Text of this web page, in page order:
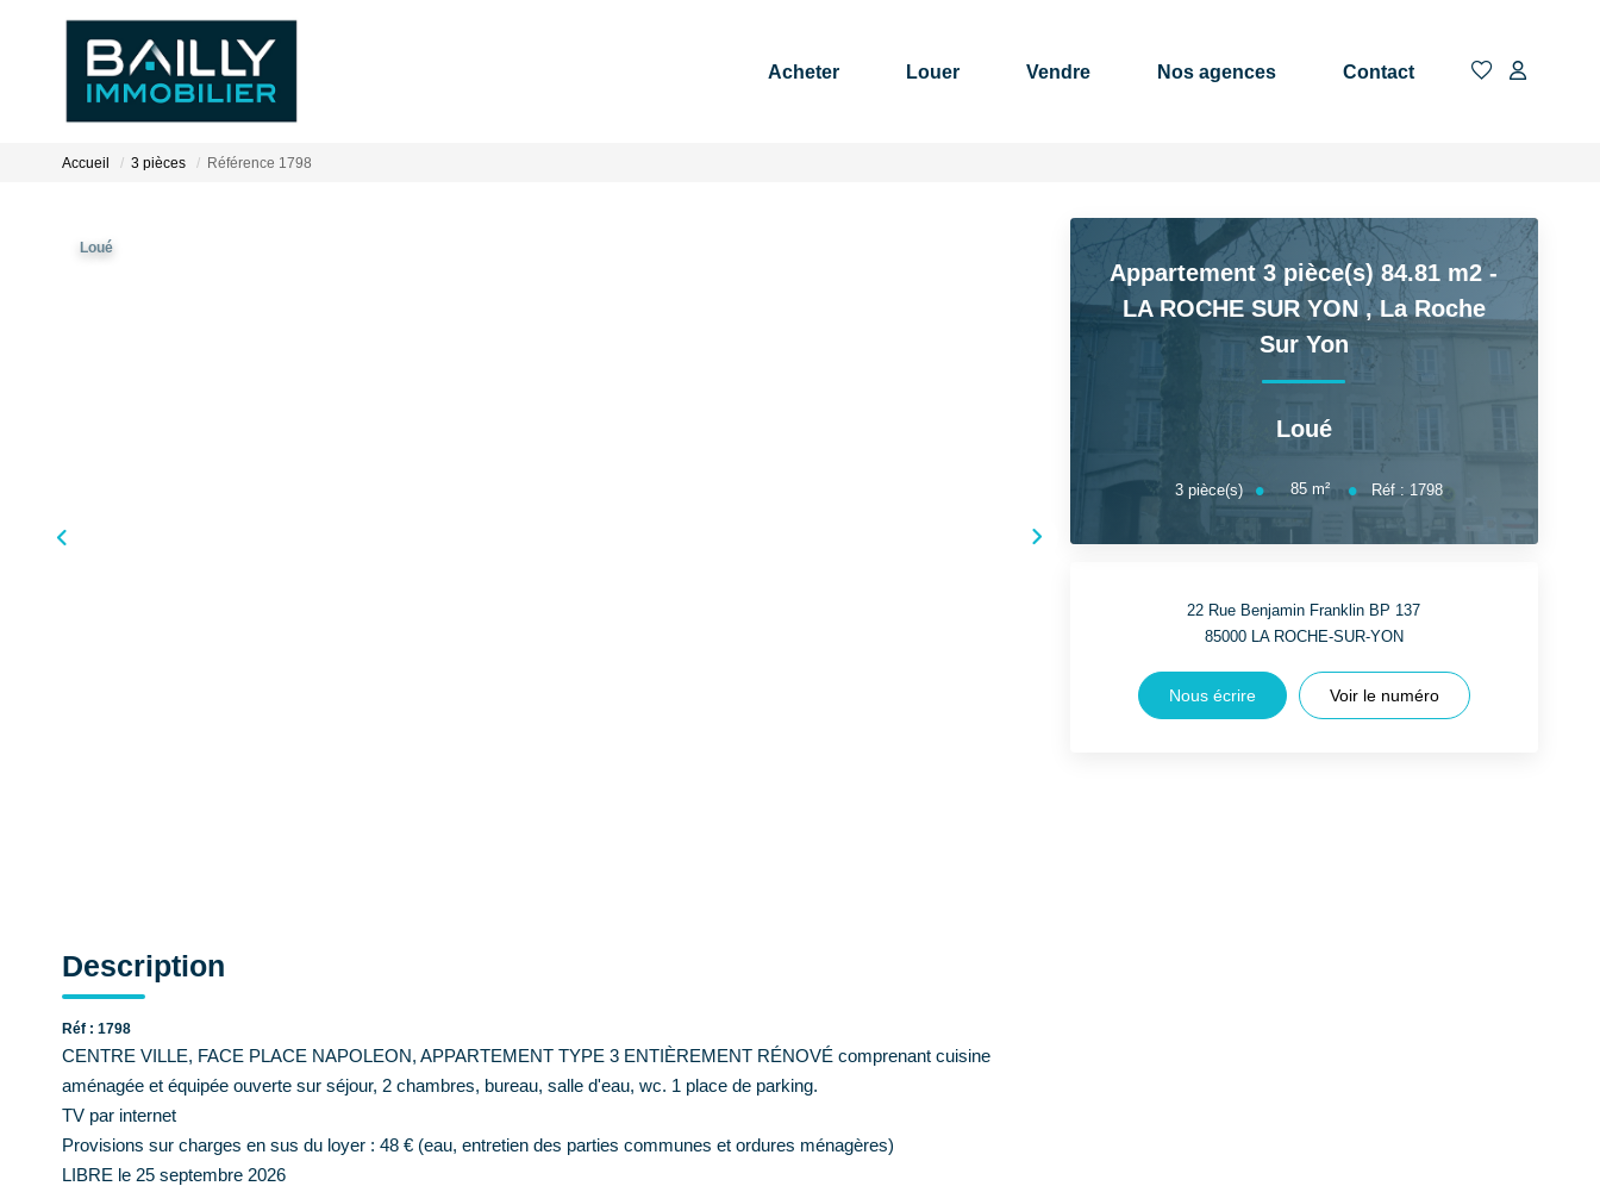
Acheter Louer Vendre Nos agences Contact
Accueil 3 pièces Référence 1798
Loué
Description
Réf : 1798
CENTRE VILLE, FACE PLACE NAPOLEON, APPARTEMENT TYPE 3 ENTIÈREMENT RÉNOVÉ comprenant cuisine
aménagée et équipée ouverte sur séjour, 2 chambres, bureau, salle d'eau, wc. 1 place de parking.
TV par internet
Provisions sur charges en sus du loyer : 48 € (eau, entretien des parties communes et ordures ménagères)
LIBRE le 25 septembre 2026
Appartement 3 pièce(s) 84.81 m2 -
LA ROCHE SUR YON ,La Roche
Sur Yon
Loué
3 pièce(s) 85 m² Réf : 1798
22 Rue Benjamin Franklin BP 137
85000 LA ROCHE-SUR-YON
Nous écrire Voir le numéro